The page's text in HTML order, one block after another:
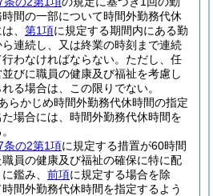
間の一部について時間外勤務代休
、 第1項に規定する期間内にある勤
連続し、又は終業の時刻まで連続
わなければならない。 ただし、任
びに職員の健康及び福祉を考慮し
る場合は、この限りでない。
らかじめ時間外勤務代休時間の指定
場合には、時間外勤務代休時間を
条の2第1項に規定する措置が60時間
員の健康及び福祉の確保に特に配
鑑み、 前項に規定する場合を除
間外勤務代休時間を指定するよう